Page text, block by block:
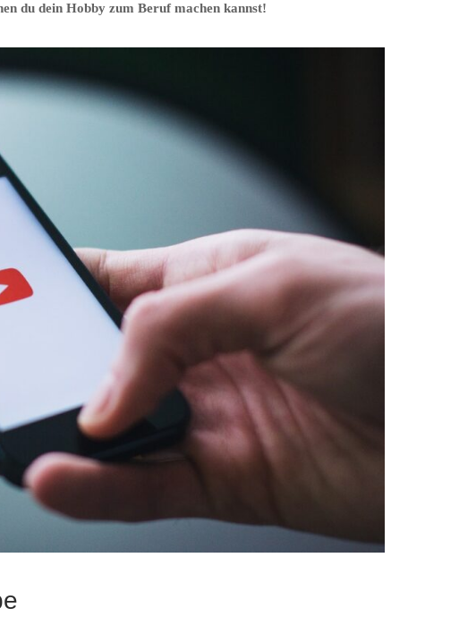
du dein Hobby zum Beruf machen kannst!